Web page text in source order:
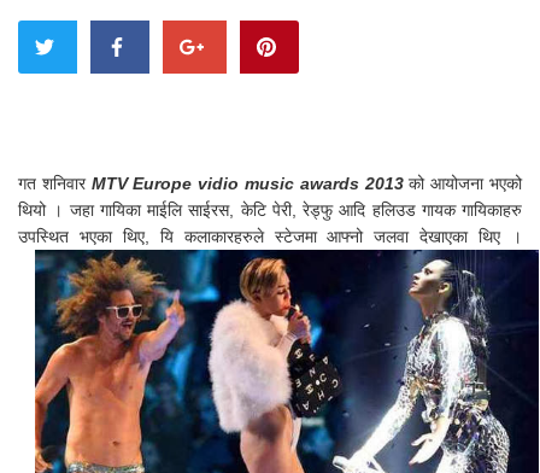
गत शनिवार MTV Europe vidio music awards 2013को आयोजना भएको
थियो । जहा गायिका माईलि साईरस, केटि पेरी, रेड्फु आदि हलिउड गायक गायिकाहरु
उपस्थित भएका थिए, यि कलाकारहरुले स्टेजमा आफ्नो जलवा देखाएका थिए ।